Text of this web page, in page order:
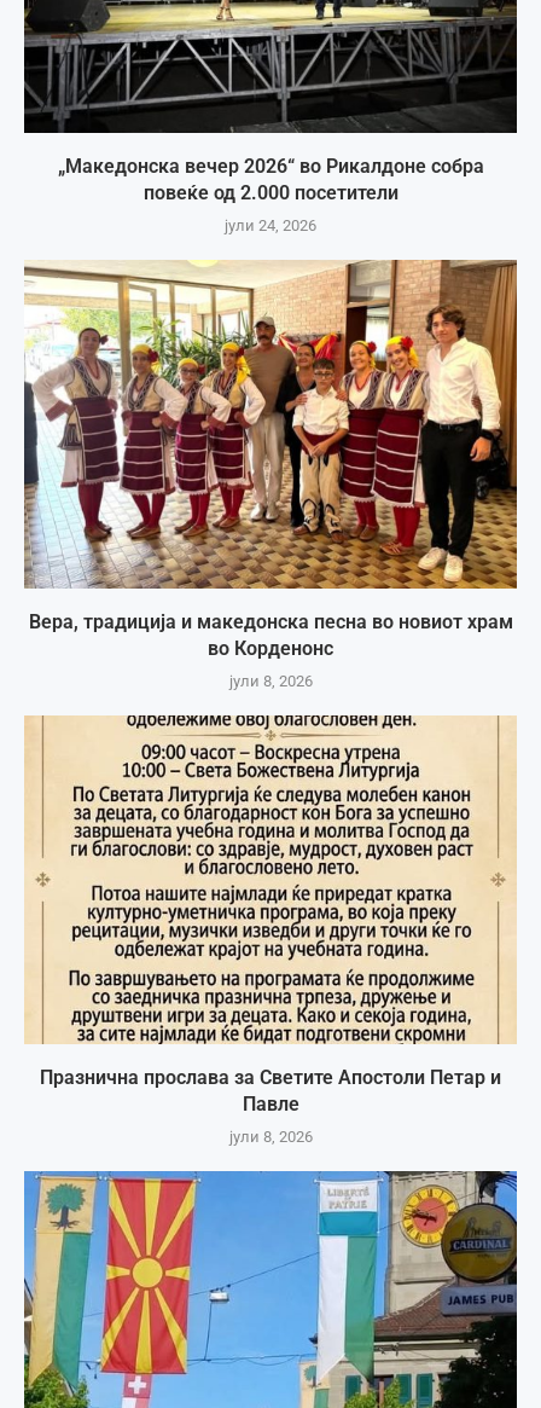
„Македонска вечер 2026“ во Рикалдоне собра
повеќе од 2.000 посетители
јули 24, 2026
Вера, традиција и македонска песна во новиот храм
во Корденонс
јули 8, 2026
Празнична прослава за Светите Апостоли Петар и
Павле
јули 8, 2026